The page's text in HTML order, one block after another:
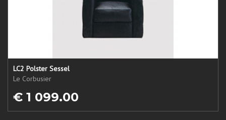
LC2 Polster Sessel
Le Corbusier
€ 1 099.00